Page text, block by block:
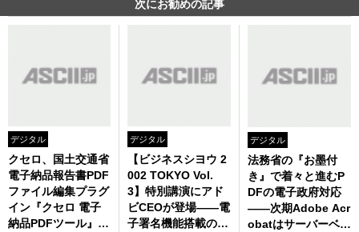
次にお勧めの記事
デジタル
クセロ、国土交通省
電子納品報告書PDF
ファイル編集プラグ
イン『クセロ 電子
納品PDFツール』を
デジタル
【ビジネスシヨウ 2
002 TOKYO Vol.
3】特別講演にアド
ビCEOが登場――電
子署名機能搭載の次
デジタル
法務省の『お墨付
き』で着々と進むP
DFの電子政府対応
――次期Adobe Acr
obatはサーバーベー